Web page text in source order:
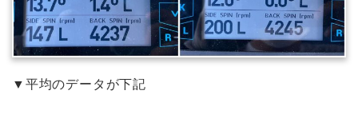
▼平均のデータが下記